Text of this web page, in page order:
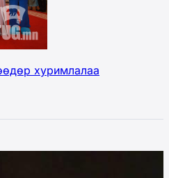
хуримлалаа